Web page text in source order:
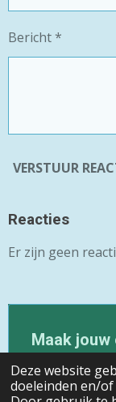
Deze website
doeleinden en/
Bericht *
VERSTUUR
Reacties
Er zijn geen
Maak jouw